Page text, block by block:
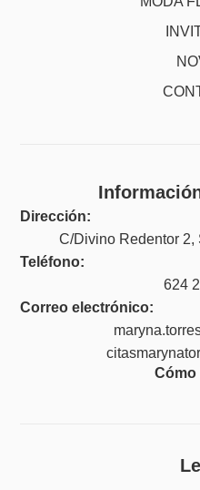
Dirección:
C/Divino Redentor 2,
Teléfono:
624
Correo electrónico:
Cómo